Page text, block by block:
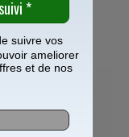
suivre vos
ameliorer
et de nos